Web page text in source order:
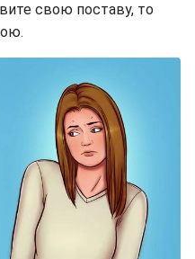
свою поставу, то